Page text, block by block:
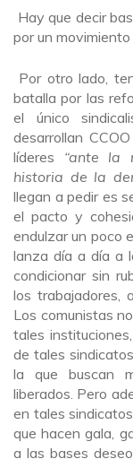
Hay que decir
por un
Por otro lado,
batalla por las
el único
desarrollan
líderes “ante la
historia de la
llegan a pedir es
el pacto y
endulzar un poco
lanza día a día a
condicionar sin
los trabajadores,
Los comunistas
tales
de tales
la que buscan
liberados. Pero
en tales
que hacen gala,
a las bases